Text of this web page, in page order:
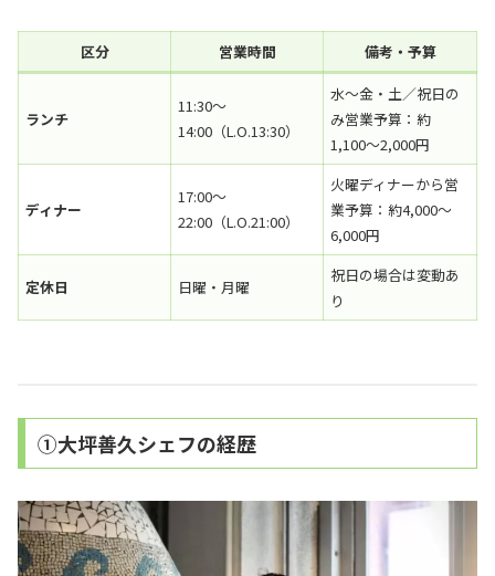
区分 営業時間 備考・予算
ランチ
11:30〜
14:00（L.O.13:30）
水〜金・土／祝日の
み営業予算：約
1,100〜2,000円
ディナー
17:00〜
22:00（L.O.21:00）
火曜ディナーから営
業予算：約4,000〜
6,000円
定休日 日曜・月曜
祝日の場合は変動あ
り
①大坪善久シェフの経歴